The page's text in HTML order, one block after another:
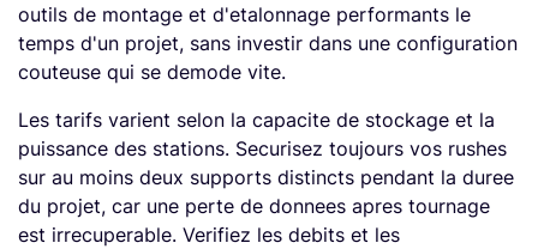
outils de montage et d'etalonnage performants le
temps d'un projet, sans investir dans une configuration
couteuse qui se demode vite.
Les tarifs varient selon la capacite de stockage et la
puissance des stations. Securisez toujours vos rushes
sur au moins deux supports distincts pendant la duree
du projet, car une perte de donnees apres tournage
est irrecuperable. Verifiez les debits et les